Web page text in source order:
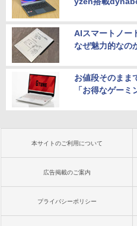
AIスマートノー
なぜ魅力的なの
お値段そのまま
「お得なゲーミ
本サイトのご利用について
広告掲載のご案内
プライバシーポリシー